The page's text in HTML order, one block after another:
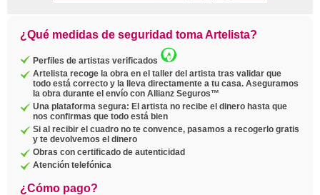
¿Qué medidas de seguridad toma Artelista?
Perfiles de artistas verificados
Artelista recoge la obra en el taller del artista tras validar que
todo está correcto y la lleva directamente a tu casa. Aseguramos
la obra durante el envío con Allianz Seguros™
Una plataforma segura: El artista no recibe el dinero hasta que
nos confirmas que todo está bien
Si al recibir el cuadro no te convence, pasamos a recogerlo gratis
y te devolvemos el dinero
Obras con certificado de autenticidad
Atención telefónica
¿Cómo pago?